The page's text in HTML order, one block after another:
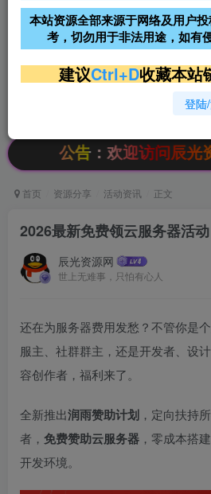
阿里云2核2G200M服务器68元/
年
超低价文字广告位招租
公告：欢迎访问辰光资源网
首页 资源分享 活动资讯 正文
2026最新免费领云服务器活
辰光资源网
世上无难事，只怕有心人
还在为服务器费用发愁？不管你是
服主、社群群主，还是开发者、设
容创作者，福利来了。
全新推出润雨赞助计划 ，定向扶持
者， 免费赞助云服务器 ，零成本搭
开发环境。
本站资源全部来源于网络及用户
考，切勿用于非法用途，如有
建议Ctrl+D收藏本站
登陆